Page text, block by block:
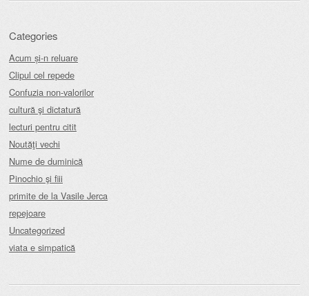
Categories
Acum și-n reluare
Clipul cel repede
Confuzia non-valorilor
cultură şi dictatură
lecturi pentru citit
Noutăţi vechi
Nume de duminică
Pinochio şi fiii
primite de la Vasile Jerca
repejoare
Uncategorized
viata e simpatică